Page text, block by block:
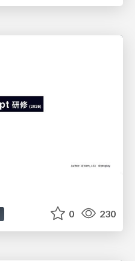
0 230